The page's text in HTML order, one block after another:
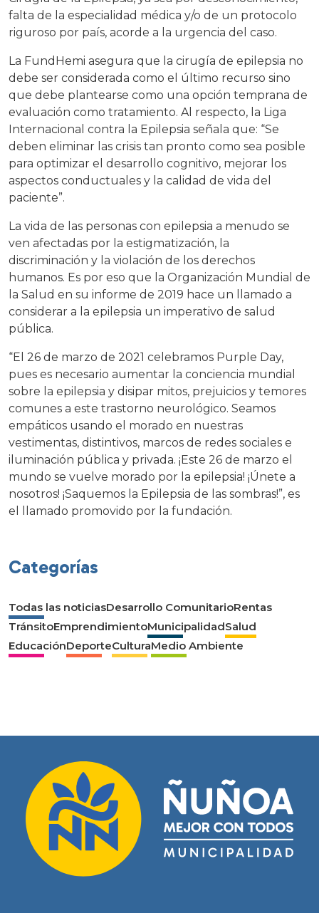
falta de la especialidad médica y/o de un protocolo
riguroso por país, acorde a la urgencia del caso.
La FundHemi asegura que la cirugía de epilepsia no
debe ser considerada como el último recurso sino
que debe plantearse como una opción temprana de
evaluación como tratamiento. Al respecto, la Liga
Internacional contra la Epilepsia señala que: “Se
deben eliminar las crisis tan pronto como sea posible
para optimizar el desarrollo cognitivo, mejorar los
aspectos conductuales y la calidad de vida del
paciente”.
La vida de las personas con epilepsia a menudo se
ven afectadas por la estigmatización, la
discriminación y la violación de los derechos
humanos. Es por eso que la Organización Mundial de
la Salud en su informe de 2019 hace un llamado a
considerar a la epilepsia un imperativo de salud
pública.
“El 26 de marzo de 2021 celebramos Purple Day,
pues es necesario aumentar la conciencia mundial
sobre la epilepsia y disipar mitos, prejuicios y temores
comunes a este trastorno neurológico. Seamos
empáticos usando el morado en nuestras
vestimentas, distintivos, marcos de redes sociales e
iluminación pública y privada. ¡Este 26 de marzo el
mundo se vuelve morado por la epilepsia! ¡Únete a
nosotros! ¡Saquemos la Epilepsia de las sombras!”, es
el llamado promovido por la fundación.
Categorías
Todas las noticiasDesarrollo ComunitarioRentas
TránsitoEmprendimientoMunicipalidadSalud
EducaciónDeporteCulturaMedio Ambiente